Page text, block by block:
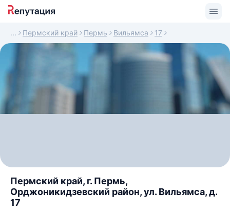
Пермский край Пермь Вильямса 17
Пермский край, г. Пермь,
Орджоникидзевский район, ул. Вильямса, д.
17